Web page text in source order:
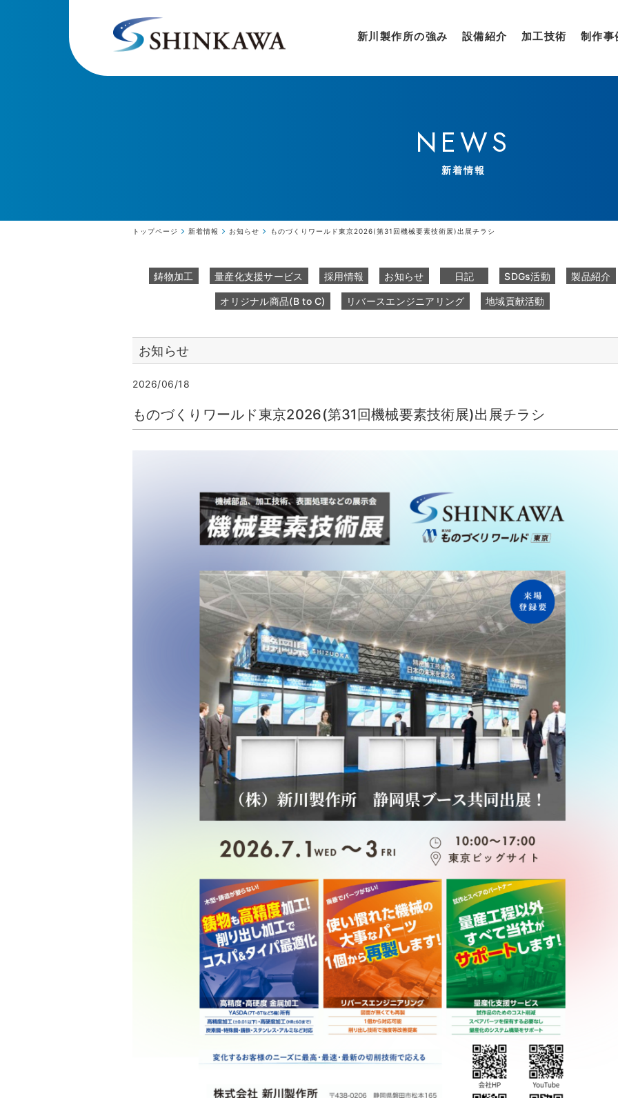
新川製作所の強み 設備紹介 加工技術 制作事
NEWS
新着情報
トップページ 新着情報 お知らせ ものづくりワールド東京2026(第31回機械要素技術展)出展チラシ
鋳物加工 量産化支援サービス 採用情報 お知らせ 日記 SDGs活動 製品紹介
オリジナル商品(B to C) リバースエンジニアリング 地域貢献活動
お知らせ
2026/06/18
ものづくりワールド東京2026(第31回機械要素技術展)出展チラシ